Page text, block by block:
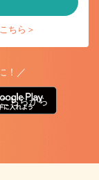
ちら＞
！／
ちらから